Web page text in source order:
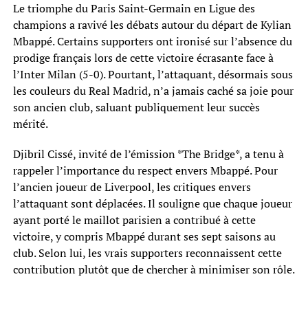
Le triomphe du Paris Saint-Germain en Ligue des
champions a ravivé les débats autour du départ de Kylian
Mbappé. Certains supporters ont ironisé sur l’absence du
prodige français lors de cette victoire écrasante face à
l’Inter Milan (5-0). Pourtant, l’attaquant, désormais sous
les couleurs du Real Madrid, n’a jamais caché sa joie pour
son ancien club, saluant publiquement leur succès
mérité.
Djibril Cissé, invité de l’émission *The Bridge*, a tenu à
rappeler l’importance du respect envers Mbappé. Pour
l’ancien joueur de Liverpool, les critiques envers
l’attaquant sont déplacées. Il souligne que chaque joueur
ayant porté le maillot parisien a contribué à cette
victoire, y compris Mbappé durant ses sept saisons au
club. Selon lui, les vrais supporters reconnaissent cette
contribution plutôt que de chercher à minimiser son rôle.